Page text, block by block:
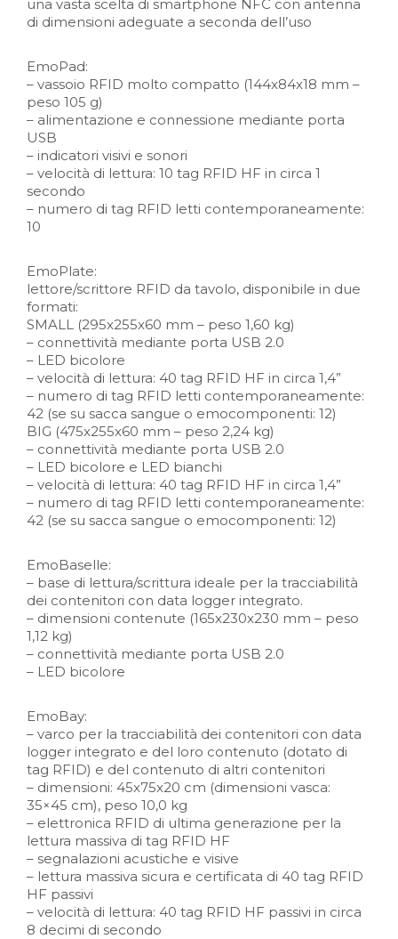
una vasta scelta di smartphone NFC con antenna
di dimensioni adeguate a seconda dell’uso
EmoPad:
– vassoio RFID molto compatto (144x84x18 mm –
peso 105 g)
– alimentazione e connessione mediante porta
USB
– indicatori visivi e sonori
– velocità di lettura: 10 tag RFID HF in circa 1
secondo
– numero di tag RFID letti contemporaneamente:
10
EmoPlate:
lettore/scrittore RFID da tavolo, disponibile in due
formati:
SMALL (295x255x60 mm – peso 1,60 kg)
– connettività mediante porta USB 2.0
– LED bicolore
– velocità di lettura: 40 tag RFID HF in circa 1,4”
– numero di tag RFID letti contemporaneamente:
42 (se su sacca sangue o emocomponenti: 12)
BIG (475x255x60 mm – peso 2,24 kg)
– connettività mediante porta USB 2.0
– LED bicolore e LED bianchi
– velocità di lettura: 40 tag RFID HF in circa 1,4”
– numero di tag RFID letti contemporaneamente:
42 (se su sacca sangue o emocomponenti: 12)
EmoBaselle:
– base di lettura/scrittura ideale per la tracciabilità
dei contenitori con data logger integrato.
– dimensioni contenute (165x230x230 mm – peso
1,12 kg)
– connettività mediante porta USB 2.0
– LED bicolore
EmoBay:
– varco per la tracciabilità dei contenitori con data
logger integrato e del loro contenuto (dotato di
tag RFID) e del contenuto di altri contenitori
– dimensioni: 45x75x20 cm (dimensioni vasca:
35×45 cm), peso 10,0 kg
– elettronica RFID di ultima generazione per la
lettura massiva di tag RFID HF
– segnalazioni acustiche e visive
– lettura massiva sicura e certificata di 40 tag RFID
HF passivi
– velocità di lettura: 40 tag RFID HF passivi in circa
8 decimi di secondo